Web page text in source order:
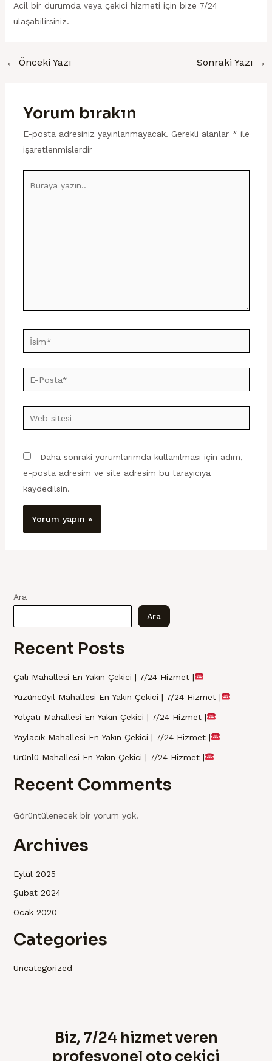
Acil bir durumda veya çekici hizmeti için bize 7/24
ulaşabilirsiniz.
← Önceki Yazı Sonraki Yazı →
Yorum bırakın
E-posta adresiniz yayınlanmayacak. Gerekli alanlar * ile
işaretlenmişlerdir
İsim*
E-
Posta*
Web
sitesi
Daha sonraki yorumlarımda kullanılması için adım,
e-posta adresim ve site adresim bu tarayıcıya
kaydedilsin.
Ara
Ara
Recent Posts
Çalı Mahallesi En Yakın Çekici | 7/24 Hizmet |
Yüzüncüyıl Mahallesi En Yakın Çekici | 7/24 Hizmet |
Yolçatı Mahallesi En Yakın Çekici | 7/24 Hizmet |
Yaylacık Mahallesi En Yakın Çekici | 7/24 Hizmet |
Ürünlü Mahallesi En Yakın Çekici | 7/24 Hizmet |
Recent Comments
Görüntülenecek bir yorum yok.
Archives
Eylül 2025
Şubat 2024
Ocak 2020
Categories
Uncategorized
Biz, 7/24 hizmet veren
profesyonel oto çekici